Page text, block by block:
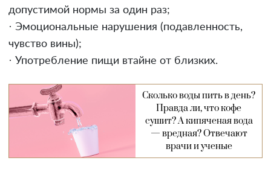
допустимой нормы за один раз;
· Эмоциональные нарушения (подавленность,
чувство вины);
· Употребление пищи втайне от близких.
Сколько воды пить в день?
Правда ли, что кофе
сушит? А кипяченая вода
— вредная? Отвечают
врачи и ученые